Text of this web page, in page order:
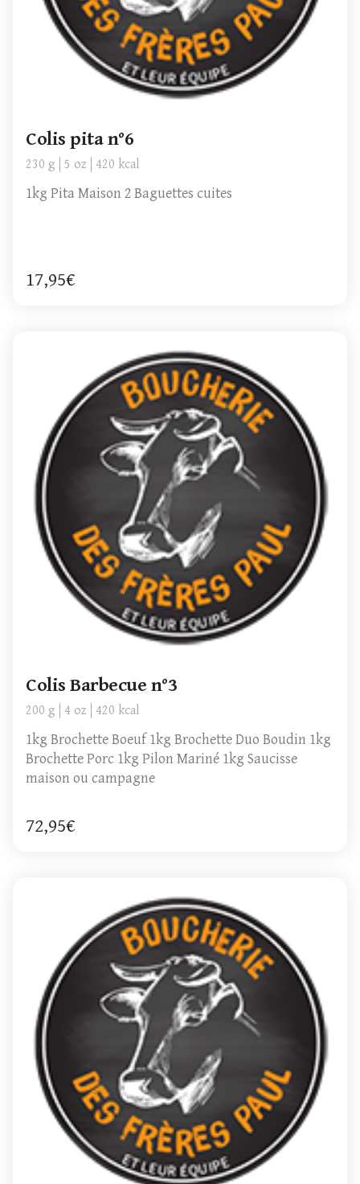
Colis pita n°6
230 g 5 oz 420 kcal
1kg Pita Maison 2 Baguettes cuites
17,95€
Colis Barbecue n°3
200 g 4 oz 420 kcal
1kg Brochette Boeuf 1kg Brochette Duo Boudin 1kg
Brochette Porc 1kg Pilon Mariné 1kg Saucisse
maison ou campagne
72,95€